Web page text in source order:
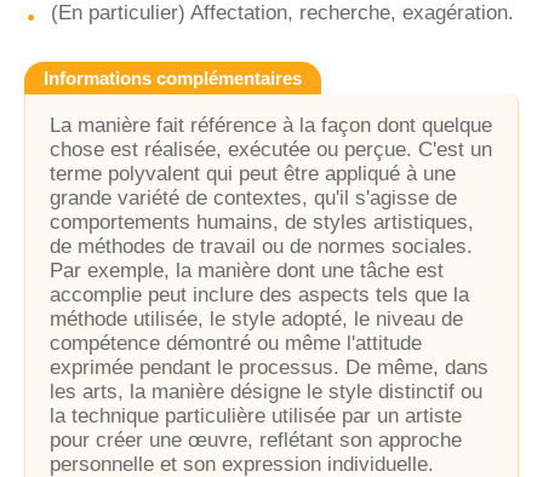
(En particulier) Affectation, recherche, exagération.
Informations complémentaires
La manière fait référence à la façon dont quelque
chose est réalisée, exécutée ou perçue. C'est un
terme polyvalent qui peut être appliqué à une
grande variété de contextes, qu'il s'agisse de
comportements humains, de styles artistiques,
de méthodes de travail ou de normes sociales.
Par exemple, la manière dont une tâche est
accomplie peut inclure des aspects tels que la
méthode utilisée, le style adopté, le niveau de
compétence démontré ou même l'attitude
exprimée pendant le processus. De même, dans
les arts, la manière désigne le style distinctif ou
la technique particulière utilisée par un artiste
pour créer une œuvre, reflétant son approche
personnelle et son expression individuelle.